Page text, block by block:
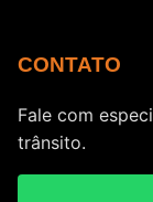
CONTATO
Fale com
trânsito.